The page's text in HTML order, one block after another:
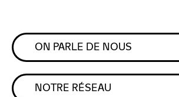
ON PARLE DE NOUS
NOTRE RÉSEAU